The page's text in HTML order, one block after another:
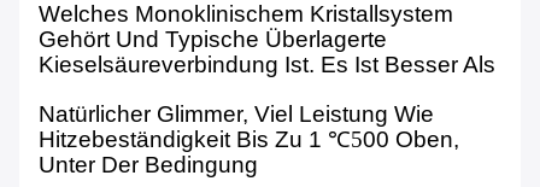
Welches Monoklinischem Kristallsystem
Gehört Und Typische Überlagerte
Kieselsäureverbindung Ist. Es Ist Besser Als
Natürlicher Glimmer, Viel Leistung Wie
Hitzebeständigkeit Bis Zu 1 ℃500 Oben,
Unter Der Bedingung